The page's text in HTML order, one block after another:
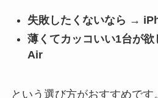
失敗したくないなら →
薄くてカッコいい1台が
Air
という選び方がおすすめです。